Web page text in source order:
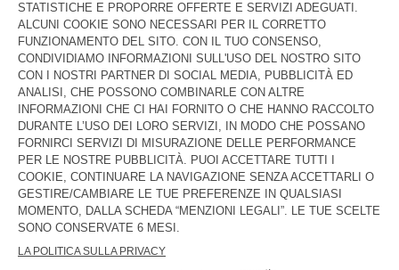
PANTALONCINI DONNA BAILOW
€ 70 € 49
PANTALONCINI DONNA USUWAY -
AMV SPORTS CLUB
€ 65
€ 32,50
PANTALONCINI DONNA POJY
€ 75 € 52,50
SHORTS DONNA RENBAY
€ 85
€ 59,50
€ 42,50
PANTALONCINI DONNA JOYBIRD
€ 100
€ 70
PANTALONCINI DONNA BOVALOW
€ 90
€ 45
PANTALONCINI DONNA JOYBIRD